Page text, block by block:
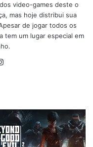
video-games deste o
mas hoje distribui sua
de jogar todos os
tem um lugar especial em